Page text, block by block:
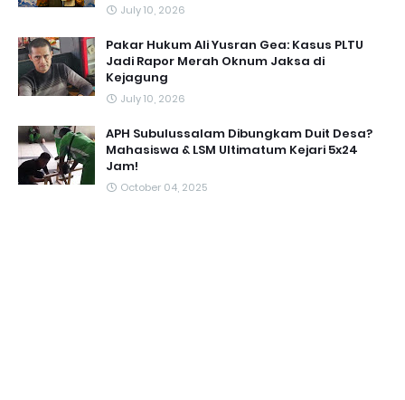
July 10, 2026
Pakar Hukum Ali Yusran Gea: Kasus PLTU
Jadi Rapor Merah Oknum Jaksa di
Kejagung
July 10, 2026
APH Subulussalam Dibungkam Duit Desa?
Mahasiswa & LSM Ultimatum Kejari 5x24
Jam!
October 04, 2025